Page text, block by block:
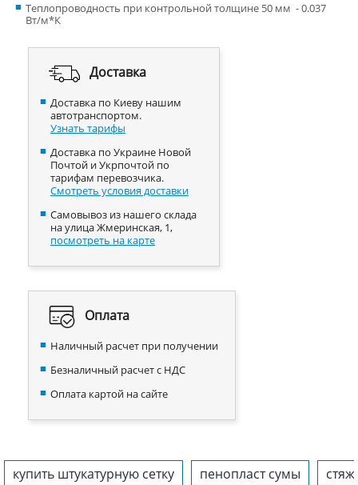
Теплопроводность при контрольной толщине 50 мм - 0.037
Вт/м*К
Доставка
Доставка по Киеву нашим
автотранспортом.
Узнать тарифы
Доставка по Украине Новой
Почтой и Укрпочтой по
тарифам перевозчика.
Смотреть условия доставки
Самовывоз из нашего склада
на улица Жмеринская, 1,
посмотреть на карте
Оплата
Наличный расчет при получении
Безналичный расчет с НДС
Оплата картой на сайте
купить штукатурную сетку пенопласт сумы